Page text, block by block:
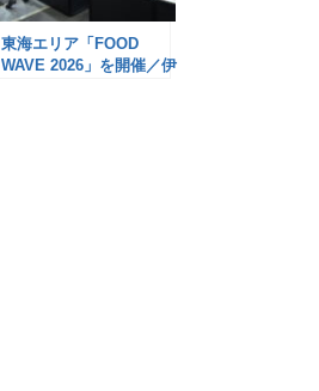
東海エリア「FOOD
WAVE 2026」を開催／伊